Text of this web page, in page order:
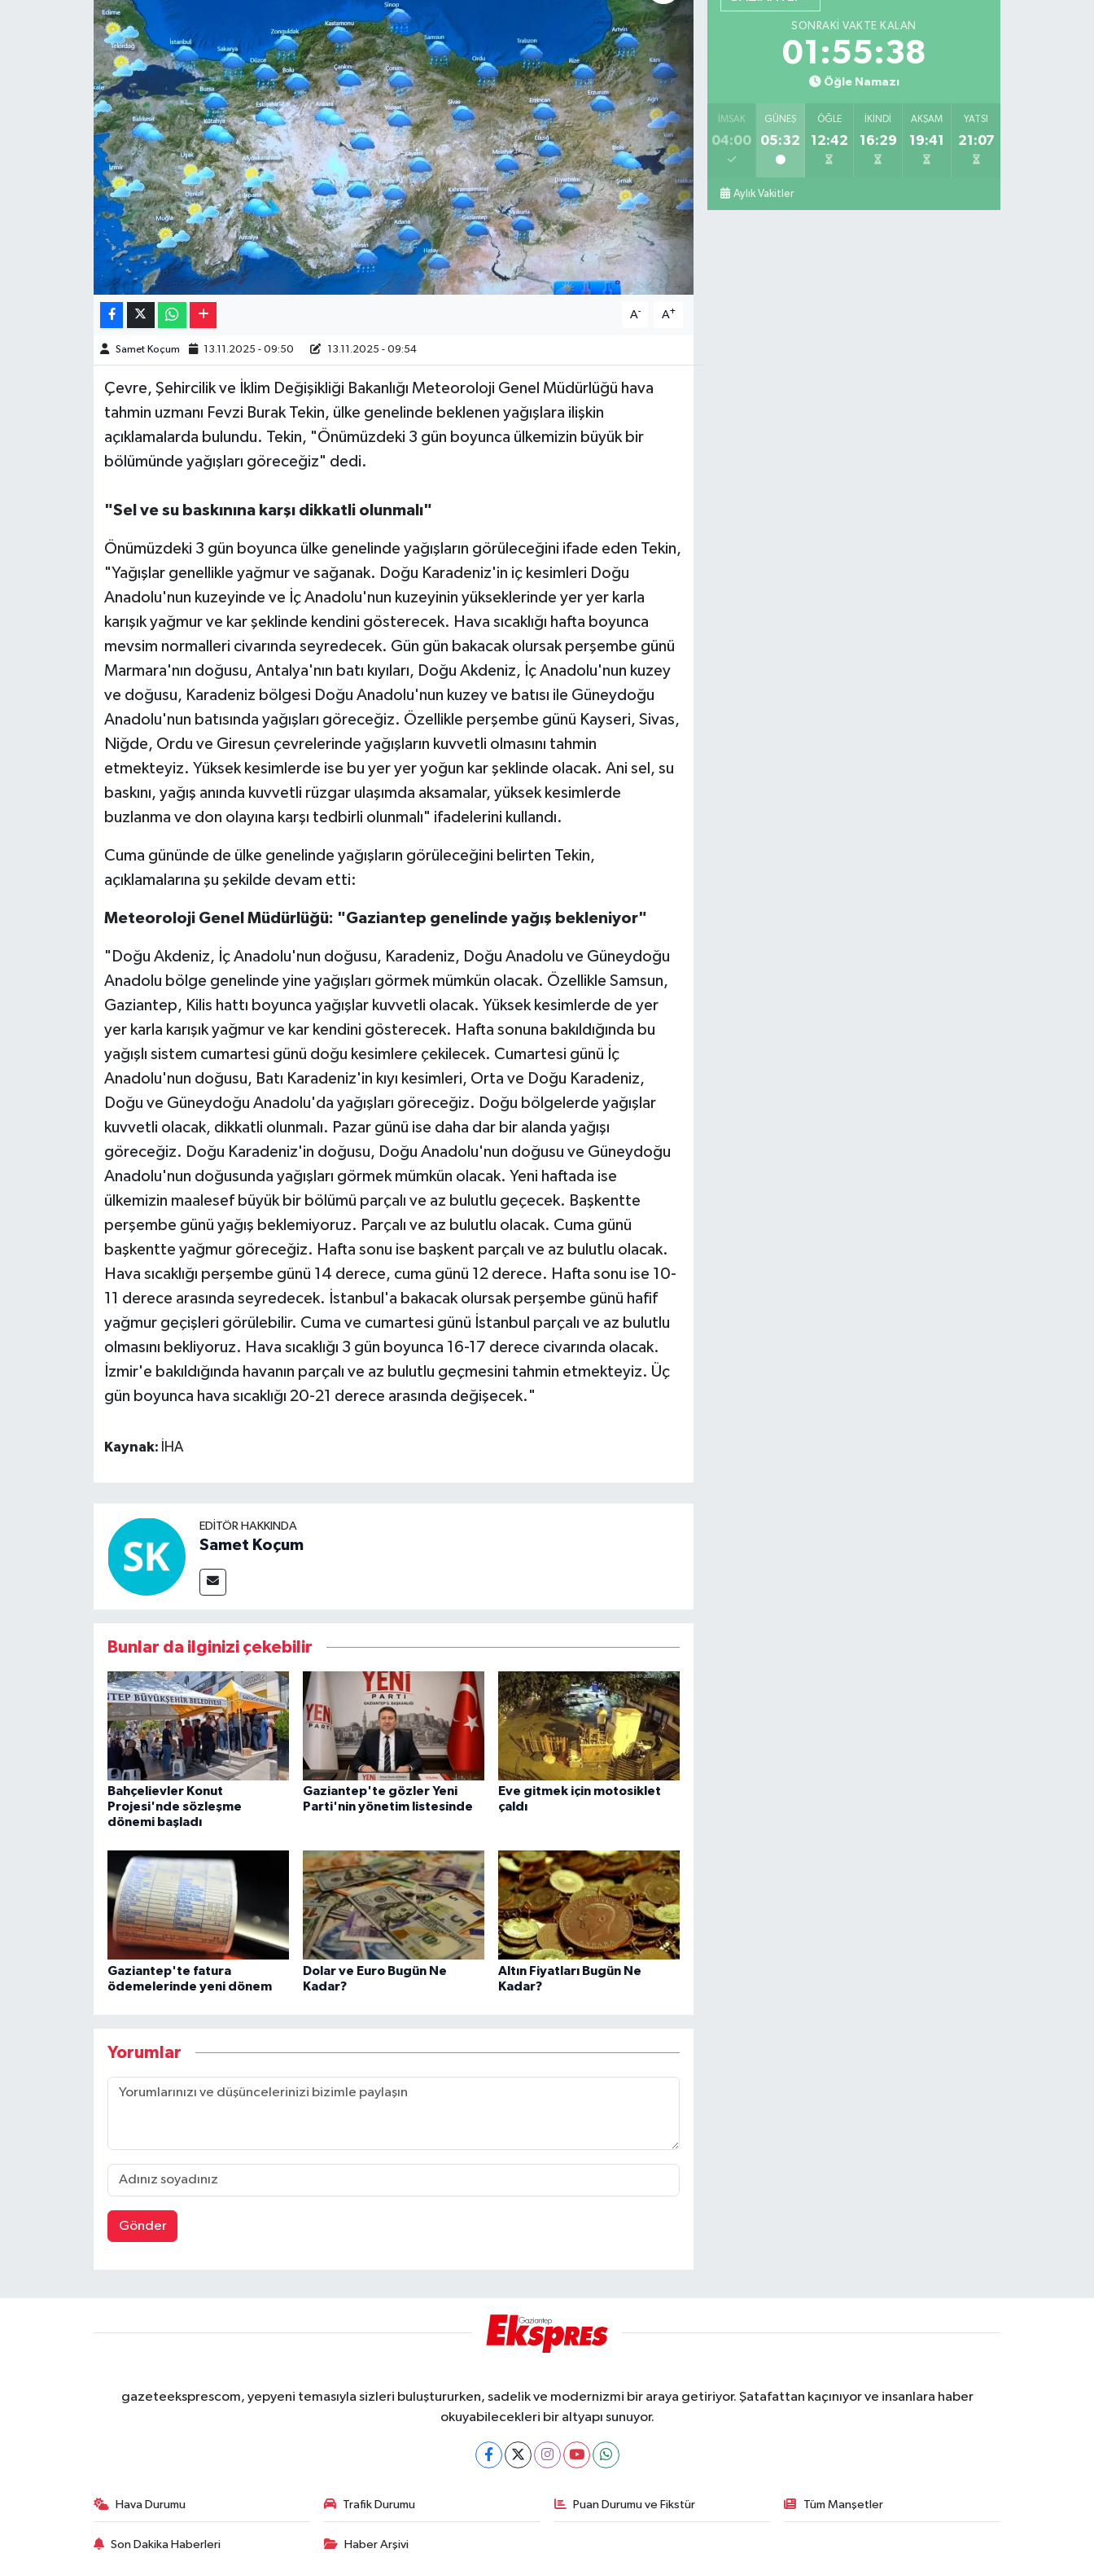
A- A+
Samet Koçum 13.11.2025 - 09:50 13.11.2025 - 09:54
Çevre, Şehircilik ve İklim Değişikliği Bakanlığı Meteoroloji Genel Müdürlüğü hava
tahmin uzmanı Fevzi Burak Tekin, ülke genelinde beklenen yağışlara ilişkin
açıklamalarda bulundu. Tekin, "Önümüzdeki 3 gün boyunca ülkemizin büyük bir
bölümünde yağışları göreceğiz" dedi.
"Sel ve su baskınına karşı dikkatli olunmalı"
Önümüzdeki 3 gün boyunca ülke genelinde yağışların görüleceğini ifade eden Tekin,
"Yağışlar genellikle yağmur ve sağanak. Doğu Karadeniz'in iç kesimleri Doğu
Anadolu'nun kuzeyinde ve İç Anadolu'nun kuzeyinin yükseklerinde yer yer karla
karışık yağmur ve kar şeklinde kendini gösterecek. Hava sıcaklığı hafta boyunca
mevsim normalleri civarında seyredecek. Gün gün bakacak olursak perşembe günü
Marmara'nın doğusu, Antalya'nın batı kıyıları, Doğu Akdeniz, İç Anadolu'nun kuzey
ve doğusu, Karadeniz bölgesi Doğu Anadolu'nun kuzey ve batısı ile Güneydoğu
Anadolu'nun batısında yağışları göreceğiz. Özellikle perşembe günü Kayseri, Sivas,
Niğde, Ordu ve Giresun çevrelerinde yağışların kuvvetli olmasını tahmin
etmekteyiz. Yüksek kesimlerde ise bu yer yer yoğun kar şeklinde olacak. Ani sel, su
baskını, yağış anında kuvvetli rüzgar ulaşımda aksamalar, yüksek kesimlerde
buzlanma ve don olayına karşı tedbirli olunmalı" ifadelerini kullandı.
Cuma gününde de ülke genelinde yağışların görüleceğini belirten Tekin,
açıklamalarına şu şekilde devam etti:
Meteoroloji Genel Müdürlüğü: "Gaziantep genelinde yağış bekleniyor"
"Doğu Akdeniz, İç Anadolu'nun doğusu, Karadeniz, Doğu Anadolu ve Güneydoğu
Anadolu bölge genelinde yine yağışları görmek mümkün olacak. Özellikle Samsun,
Gaziantep, Kilis hattı boyunca yağışlar kuvvetli olacak. Yüksek kesimlerde de yer
yer karla karışık yağmur ve kar kendini gösterecek. Hafta sonuna bakıldığında bu
yağışlı sistem cumartesi günü doğu kesimlere çekilecek. Cumartesi günü İç
Anadolu'nun doğusu, Batı Karadeniz'in kıyı kesimleri, Orta ve Doğu Karadeniz,
Doğu ve Güneydoğu Anadolu'da yağışları göreceğiz. Doğu bölgelerde yağışlar
kuvvetli olacak, dikkatli olunmalı. Pazar günü ise daha dar bir alanda yağışı
göreceğiz. Doğu Karadeniz'in doğusu, Doğu Anadolu'nun doğusu ve Güneydoğu
Anadolu'nun doğusunda yağışları görmek mümkün olacak. Yeni haftada ise
ülkemizin maalesef büyük bir bölümü parçalı ve az bulutlu geçecek. Başkentte
perşembe günü yağış beklemiyoruz. Parçalı ve az bulutlu olacak. Cuma günü
başkentte yağmur göreceğiz. Hafta sonu ise başkent parçalı ve az bulutlu olacak.
Hava sıcaklığı perşembe günü 14 derece, cuma günü 12 derece. Hafta sonu ise 10-
11 derece arasında seyredecek. İstanbul'a bakacak olursak perşembe günü hafif
yağmur geçişleri görülebilir. Cuma ve cumartesi günü İstanbul parçalı ve az bulutlu
olmasını bekliyoruz. Hava sıcaklığı 3 gün boyunca 16-17 derece civarında olacak.
İzmir'e bakıldığında havanın parçalı ve az bulutlu geçmesini tahmin etmekteyiz. Üç
gün boyunca hava sıcaklığı 20-21 derece arasında değişecek."
Kaynak: İHA
EDITÖR HAKKINDA
Samet Koçum
Bunlar da ilginizi çekebilir
Bahçelievler Konut
Projesi'nde sözleşme
dönemi başladı
Gaziantep'te gözler Yeni
Parti'nin yönetim listesinde
Eve gitmek için motosiklet
çaldı
Gaziantep'te fatura
ödemelerinde yeni dönem
Dolar ve Euro Bugün Ne
Kadar?
Altın Fiyatları Bugün Ne
Kadar?
Yorumlar
Gönder
SONRAKI VAKTE KALAN
01:55:37
Öğle Namazı
İMSAK
04:00
GÜNEŞ
05:32
ÖĞLE
12:42
İKINDI
16:29
AKŞAM
19:41
YATSI
21:07
Aylık Vakitler
gazeteeksprescom, yepyeni temasıyla sizleri buluştururken, sadelik ve modernizmi bir araya getiriyor. Şatafattan kaçınıyor ve insanlara haber
okuyabilecekleri bir altyapı sunuyor.
Hava Durumu Trafik Durumu Puan Durumu ve Fikstür Tüm Manşetler
Son Dakika Haberleri Haber Arşivi
Resmi İlanlar
Sinemalar